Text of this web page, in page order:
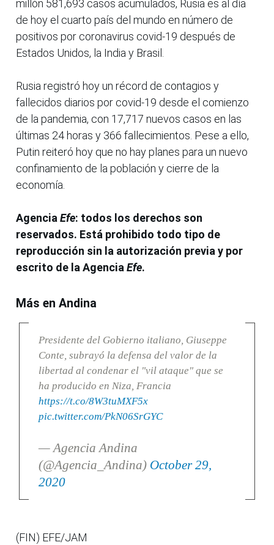
millón 581,693 casos acumulados, Rusia es al día
de hoy el cuarto país del mundo en número de
positivos por coronavirus covid-19 después de
Estados Unidos, la India y Brasil.
Rusia registró hoy un récord de contagios y
fallecidos diarios por covid-19 desde el comienzo
de la pandemia, con 17,717 nuevos casos en las
últimas 24 horas y 366 fallecimientos. Pese a ello,
Putin reiteró hoy que no hay planes para un nuevo
confinamiento de la población y cierre de la
economía.
Agencia Efe: todos los derechos son
reservados. Está prohibido todo tipo de
reproducción sin la autorización previa y por
escrito de la Agencia Efe.
Más en Andina
Presidente del Gobierno italiano, Giuseppe
Conte, subrayó la defensa del valor de la
libertad al condenar el "vil ataque" que se
ha producido en Niza, Francia
https://t.co/8W3tuMXF5x
pic.twitter.com/PkN06SrGYC
— Agencia Andina
(@Agencia_Andina) October 29,
2020
(FIN) EFE/JAM